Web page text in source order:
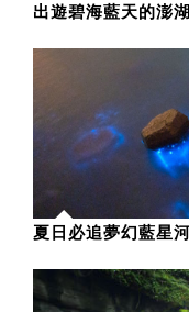
出遊碧海藍天的澎
夏日必追夢幻藍星